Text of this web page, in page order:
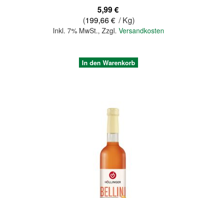
5,99 €
(199,66 € / Kg)
Inkl. 7% MwSt., Zzgl. Versandkosten
In den Warenkorb